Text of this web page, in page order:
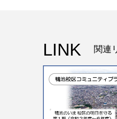
LINK 関連